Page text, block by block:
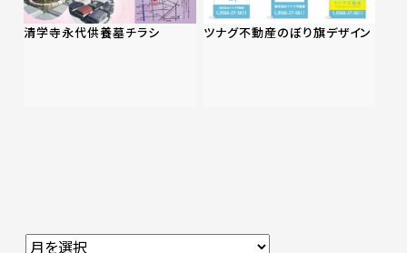
清学寺永代供養墓チラシ ツナグ不動産のぼり旗デザイン